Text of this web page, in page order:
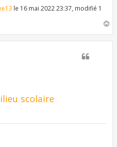
le 16 mai 2022 23:37, modifié 1
u
scolaire